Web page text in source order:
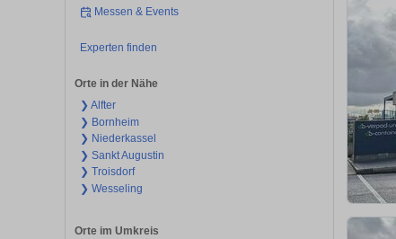
Messen & Events
Experten finden
Orte in der Nähe
❯ Alfter
❯ Bornheim
❯ Niederkassel
❯ Sankt Augustin
❯ Troisdorf
❯ Wesseling
Orte im Umkreis